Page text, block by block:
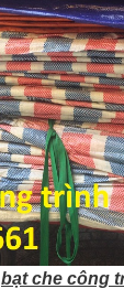
bạt che công